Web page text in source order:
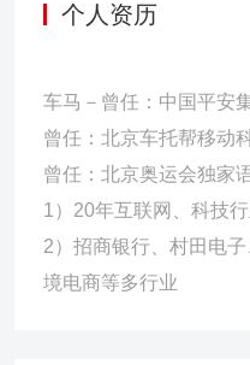
个人资历
车马－曾任：中国平安
曾任：北京车托帮移动
曾任：北京奥运会独家
1）20年互联网、科技
2）招商银行、村田电